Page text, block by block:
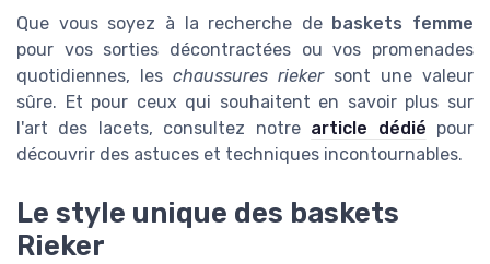
Que vous soyez à la recherche de baskets femme
pour vos sorties décontractées ou vos promenades
quotidiennes, les chaussures riekersont une valeur
sûre. Et pour ceux qui souhaitent en savoir plus sur
l'art des lacets, consultez notre article dédié pour
découvrir des astuces et techniques incontournables.
Le style unique des baskets
Rieker